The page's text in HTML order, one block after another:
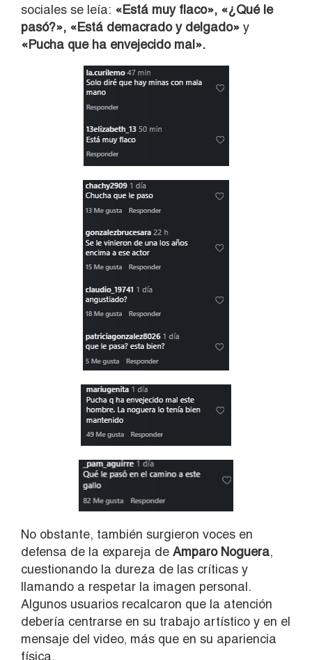
sociales se leía: «Está muy flaco», «¿Qué le
pasó?», «Está demacrado y delgado» y
«Pucha que ha envejecido mal».
No obstante, también surgieron voces en
defensa de la expareja de Amparo Noguera,
cuestionando la dureza de las críticas y
llamando a respetar la imagen personal.
Algunos usuarios recalcaron que la atención
debería centrarse en su trabajo artístico y en el
mensaje del video, más que en su apariencia
física.